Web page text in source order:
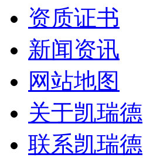
资质证书
新闻资讯
网站地图
关于凯瑞德
联系凯瑞德